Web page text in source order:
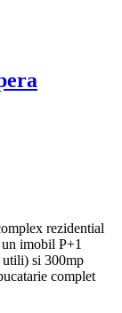
rezidential
imobil P+1
utili) si 300mp
complet